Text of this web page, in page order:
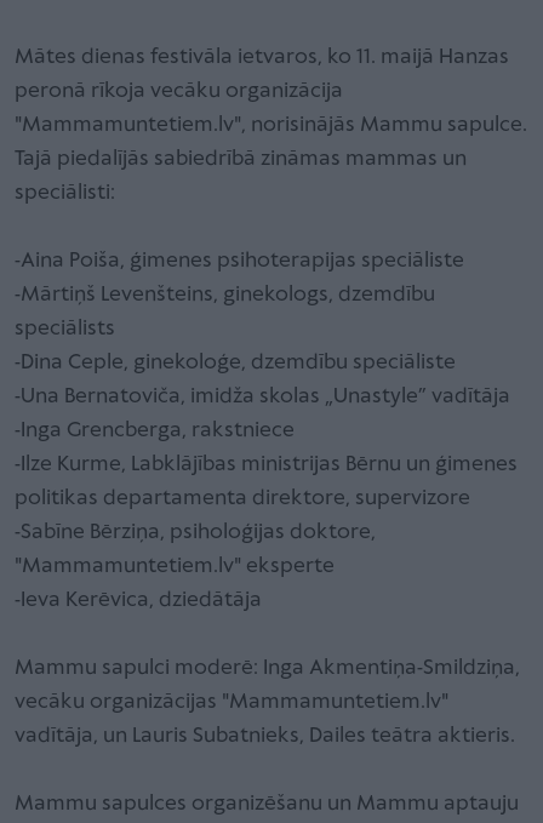
Mātes dienas festivāla ietvaros, ko 11. maijā Hanzas
peronā rīkoja vecāku organizācija
"Mammamuntetiem.lv", norisinājās Mammu sapulce.
Tajā piedalījās sabiedrībā zināmas mammas un
speciālisti:
-Aina Poiša, ģimenes psihoterapijas speciāliste
-Mārtiņš Levenšteins, ginekologs, dzemdību
speciālists
-Dina Ceple, ginekoloģe, dzemdību speciāliste
-Una Bernatoviča, imidža skolas „Unastyle” vadītāja
-Inga Grencberga, rakstniece
-Ilze Kurme, Labklājības ministrijas Bērnu un ģimenes
politikas departamenta direktore, supervizore
-Sabīne Bērziņa, psiholoģijas doktore,
"Mammamuntetiem.lv" eksperte
-Ieva Kerēvica, dziedātāja
Mammu sapulci moderē: Inga Akmentiņa-Smildziņa,
vecāku organizācijas "Mammamuntetiem.lv"
vadītāja, un Lauris Subatnieks, Dailes teātra aktieris.
Mammu sapulces organizēšanu un Mammu aptauju